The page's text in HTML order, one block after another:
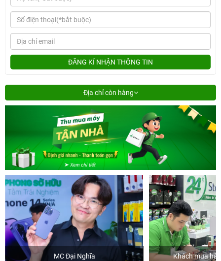
ĐĂNG KÍ NHẬN THÔNG TIN
Địa chỉ còn hàng
MC Đại Nghĩa Khách mua hàng tại